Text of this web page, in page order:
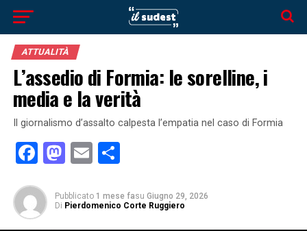
ATTUALITÀ
L’assedio di Formia: le sorelline, i
media e la verità
Il giornalismo d’assalto calpesta l’empatia nel caso di Formia
Facebook
Mastodon
EmailCondividi
Pubblicato 1 mese fasu Giugno 29, 2026
Di Pierdomenico Corte Ruggiero